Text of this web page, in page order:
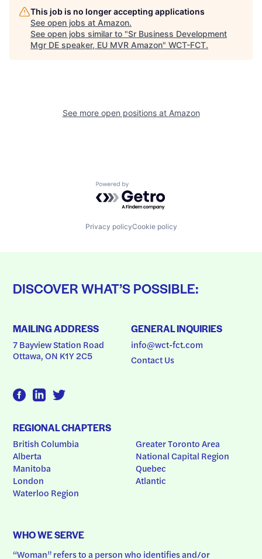
This job is no longer accepting applications
See open jobs at Amazon.
See open jobs similar to "Sr Business Development
Mgr DE speaker, EU MVR Amazon" WCT-FCT.
See more open positions at Amazon
Powered by Getro.com
Privacy policyCookie policy
DISCOVER WHAT’S POSSIBLE:
MAILING ADDRESS
7 Bayview Station Road
Ottawa, ON K1Y 2C5
GENERAL INQUIRIES
info@wct-fct.com
Contact Us
REGIONAL CHAPTERS
British Columbia
Alberta
Manitoba
London
Waterloo Region
Greater Toronto Area
National Capital Region
Quebec
Atlantic
WHO WE SERVE
“Woman” refers to a person who identifies and/or